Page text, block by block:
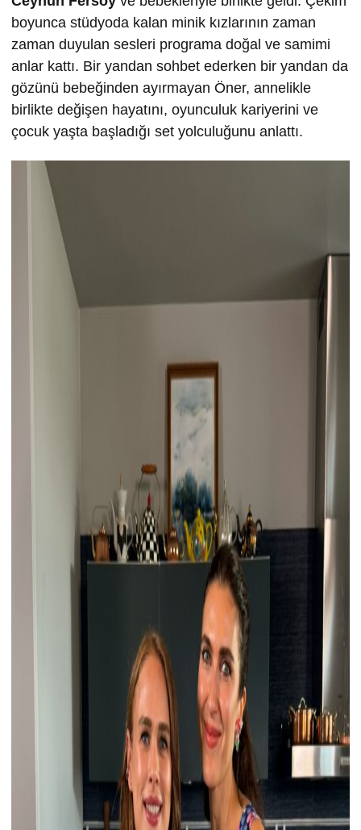
boyunca stüdyoda kalan minik kızlarının zaman
zaman duyulan sesleri programa doğal ve samimi
anlar kattı. Bir yandan sohbet ederken bir yandan da
gözünü bebeğinden ayırmayan Öner, annelikle
birlikte değişen hayatını, oyunculuk kariyerini ve
çocuk yaşta başladığı set yolculuğunu anlattı.